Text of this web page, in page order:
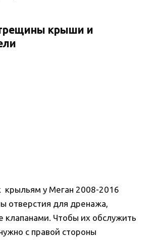
крыши и
крыльям у Меган 2008-2016
отверстия для дренажа,
клапанами. Чтобы их обслужить
с правой стороны